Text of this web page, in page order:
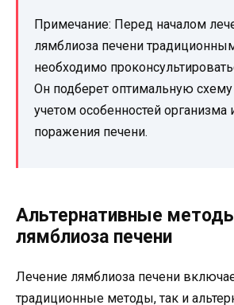
Примечание: Перед началом
лямблиоза печени
необходимо
Он подберет оптимальную схему
учетом особенностей организма
поражения печени.
Альтернативные
лямблиоза печени
Лечение лямблиоза печени
традиционные методы, так и